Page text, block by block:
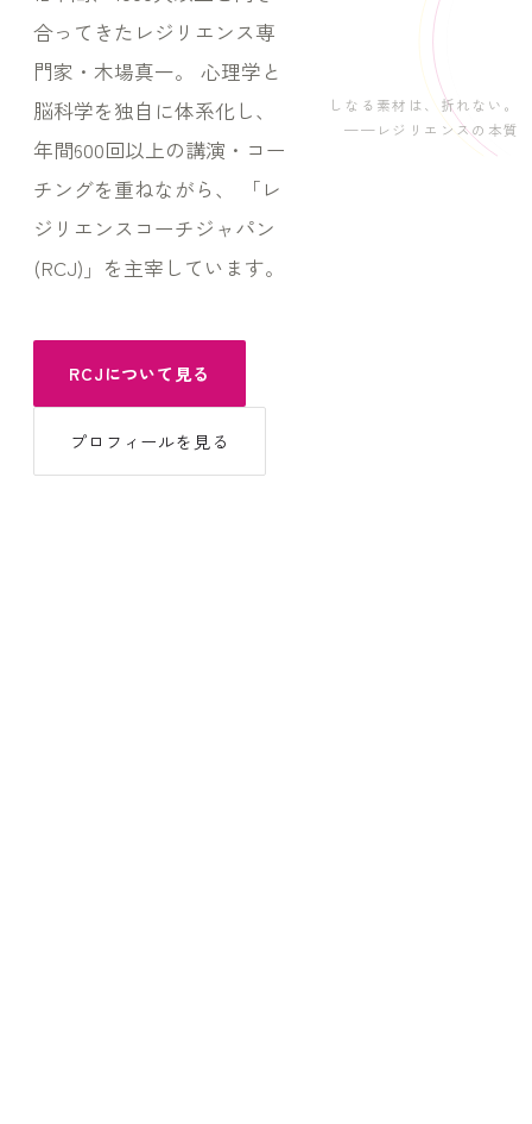
合ってきたレジリエンス専
門家・木場真一。 心理学と
脳科学を独自に体系化し、
年間600回以上の講演・コー
チングを重ねながら、 「レ
ジリエンスコーチジャパン
(RCJ)」を主宰しています。
RCJについて見る
プロフィールを見る
しなる素材は、折れない。
——レジリエンスの本質